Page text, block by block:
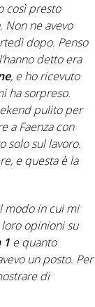
così presto
ne avevo
dopo. Penso
detto era
, e ho ricevuto
ha sorpreso.
pulito per
a Faenza con
solo sul lavoro.
e questa è la
modo in cui mi
opinioni su
1 e quanto
un posto. Per
di